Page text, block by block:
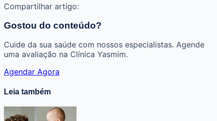
Compartilhar artigo:
Gostou do conteúdo?
Cuide da sua saúde com nossos especialistas. Agende
uma avaliação na Clínica Yasmim.
Agendar Agora
Leia também